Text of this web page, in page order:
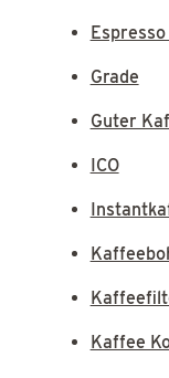
Grade
Guter
ICO
Kaffee